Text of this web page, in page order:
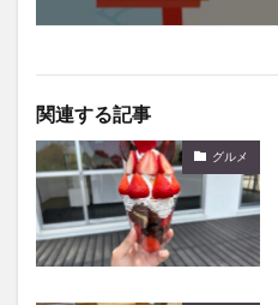
関連する記事
グルメ